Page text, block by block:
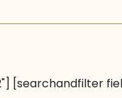
[searchandfilter